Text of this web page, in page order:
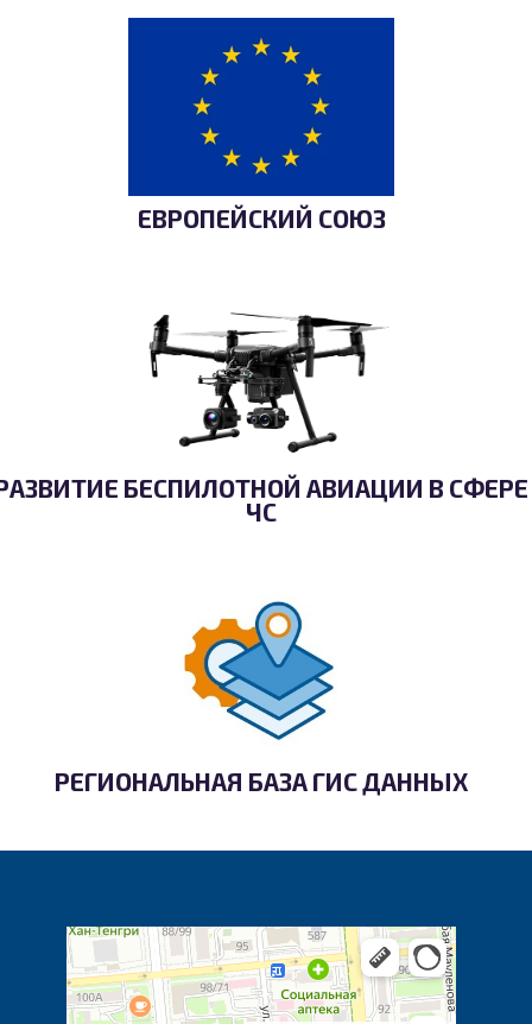
ЕВРОПЕЙСКИЙ СОЮЗ
БЕСПИЛОТНОЙ АВИАЦИИ В СФЕРЕ
ЧС
РЕГИОНАЛЬНАЯ БАЗА ГИС ДАННЫХ